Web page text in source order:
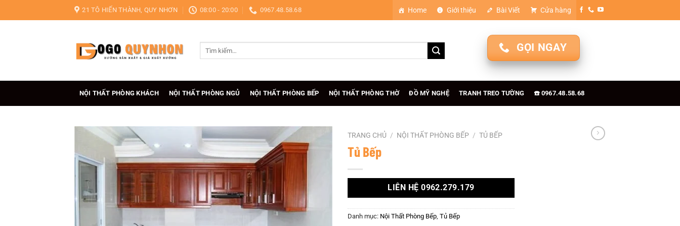
qua
21 TÔ HIẾN THÀNH, QUY NHƠN 08:00 - 20:00 0967.48.58.68 Home Giới thiệu Bài Viết Cửa hàng
GỌI NGAY
NỘI THẤT PHÒNG KHÁCH NỘI THẤT PHÒNG NGỦ NỘI THẤT PHÒNG BẾP NỘI THẤT PHÒNG THỜ ĐỒ MỸ NGHỆ TRANH TREO TƯỜNG ☎️ 0967.48.58.68
TRANG CHỦ / NỘI THẤT PHÒNG BẾP / TỦ BẾP
Tủ Bếp
LIÊN HỆ 0962.279.179
Danh mục: Nội Thất Phòng Bếp Tủ Bếp